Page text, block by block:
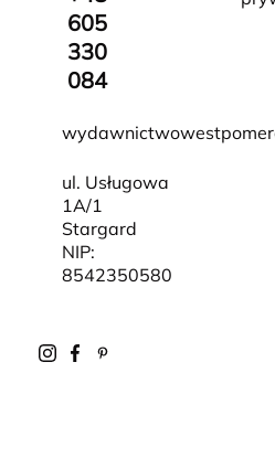
605
330
084
ul. Usługowa
1A/1
Stargard
NIP:
8542350580